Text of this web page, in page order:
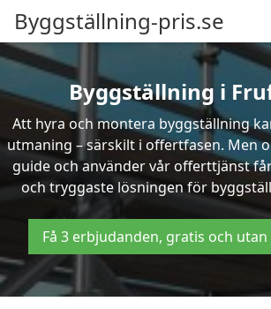
Byggställning-pris.se
Byggställning i
Att hyra och montera byggställning
utmaning – särskilt i offertfasen. Men
guide och använder vår offerttjänst
och tryggaste lösningen för
Få 3 erbjudanden, gratis och